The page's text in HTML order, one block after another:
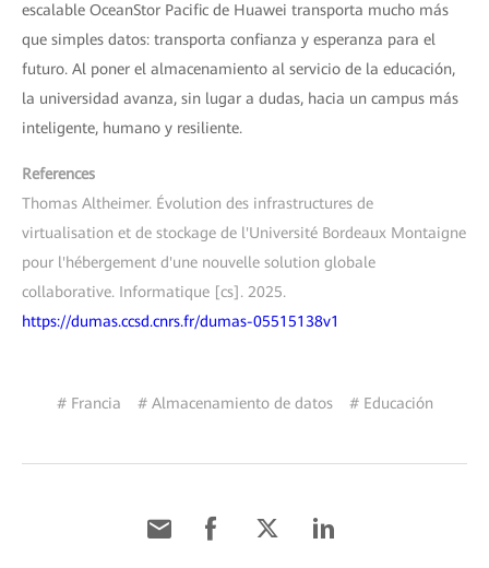
escalable OceanStor Pacific de Huawei transporta mucho más
que simples datos: transporta confianza y esperanza para el
futuro. Al poner el almacenamiento al servicio de la educación,
la universidad avanza, sin lugar a dudas, hacia un campus más
inteligente, humano y resiliente.
References
Thomas Altheimer. Évolution des infrastructures de
virtualisation et de stockage de l'Université Bordeaux Montaigne
pour l'hébergement d'une nouvelle solution globale
collaborative. Informatique [cs]. 2025.
https://dumas.ccsd.cnrs.fr/dumas-05515138v1
# Francia # Almacenamiento de datos # Educación